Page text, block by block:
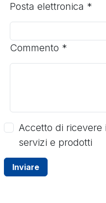
Posta elettronica *
Commento *
Accetto di ricevere
servizi e prodotti
Inviare